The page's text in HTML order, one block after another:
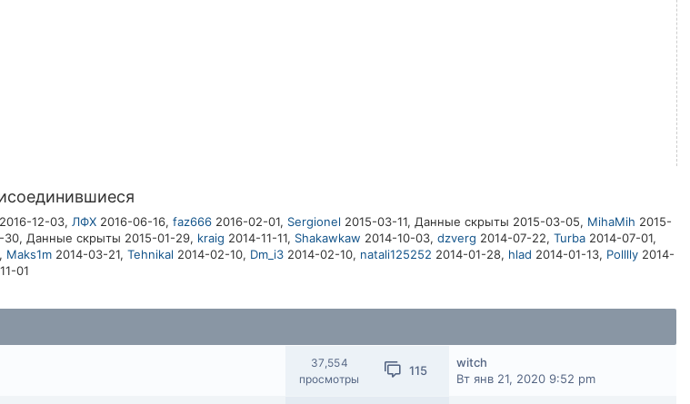
2016-12-03, ЛФХ 2016-06-16, faz666 2016-02-01, Sergionel 2015-03-11, Данные скрыты 2015-03-05, MihaMih 2015-
30, Данные скрыты 2015-01-29, kraig 2014-11-11, Shakawkaw 2014-10-03, dzverg 2014-07-22, Turbа 2014-07-01,
Maks1m 2014-03-21, Tehnikal 2014-02-10, Dm_i3 2014-02-10, natali125252 2014-01-28, hlad 2014-01-13, Polllly 2014-
01
37,554
просмотры
115
witch
Вт янв 21, 2020 9:52 pm